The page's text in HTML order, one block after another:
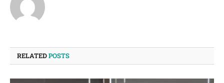
RELATEDPOSTS